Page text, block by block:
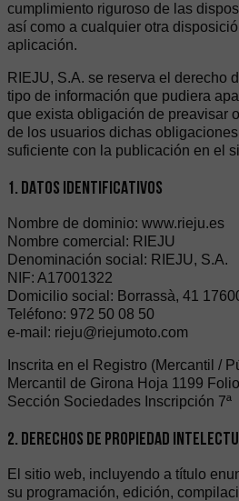
cumplimiento riguroso de las
así como a cualquier otra
aplicación.
RIEJU, S.A. se reserva el derecho
tipo de información que pudiera
que exista obligación de preavisar
de los usuarios dichas
suficiente con la publicación en el
1. DATOS IDENTIFICATIVOS
Nombre de dominio: www.rieju.es
Nombre comercial: RIEJU
Denominación social: RIEJU, S.A.
NIF: A17001322
Domicilio social: Borrassà, 41
Teléfono: 972 50 08 50
e-mail: rieju@riejumoto.com
Inscrita en el Registro (Mercantil /
Mercantil de Girona Hoja 1199
Sección Sociedades Inscripción 7ª
2. DERECHOS DE PROPIEDAD
El sitio web, incluyendo a título
su programación, edición,